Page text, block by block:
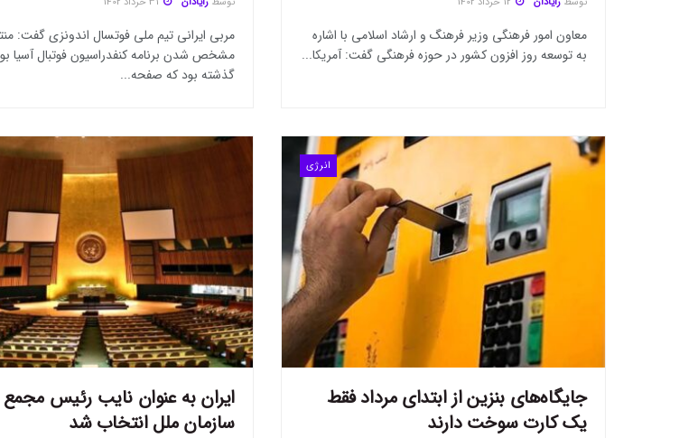
معاون امور فرهنگی وزیر فرهنگ و ارشاد اسلامی با اشاره
به توسعه روز افزون کشور در حوزه فرهنگی گفت: آمریکا...
مربی ایرانی تیم ملی فوتسال اندونزی گفت:
مشخص شدن برنامه کنفدراسیون فوتبال آسیا
گذشته بود که صفحه...
انرژی
‌جایگاه‌های بنزین از ابتدای مرداد فقط
یک کارت سوخت دارند
ایران به عنوان نایب رئیس
سازمان ملل انتخاب شد